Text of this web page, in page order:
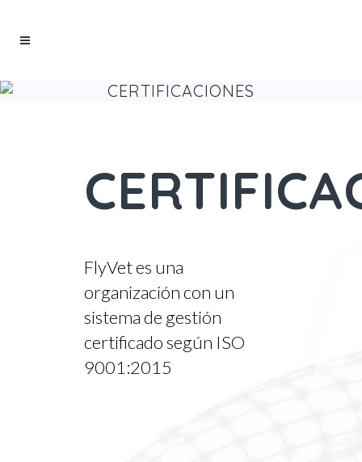
CERTIFICACIONES
FlyVet es una
organización con un
sistema de gestión
certificado según ISO
9001:2015